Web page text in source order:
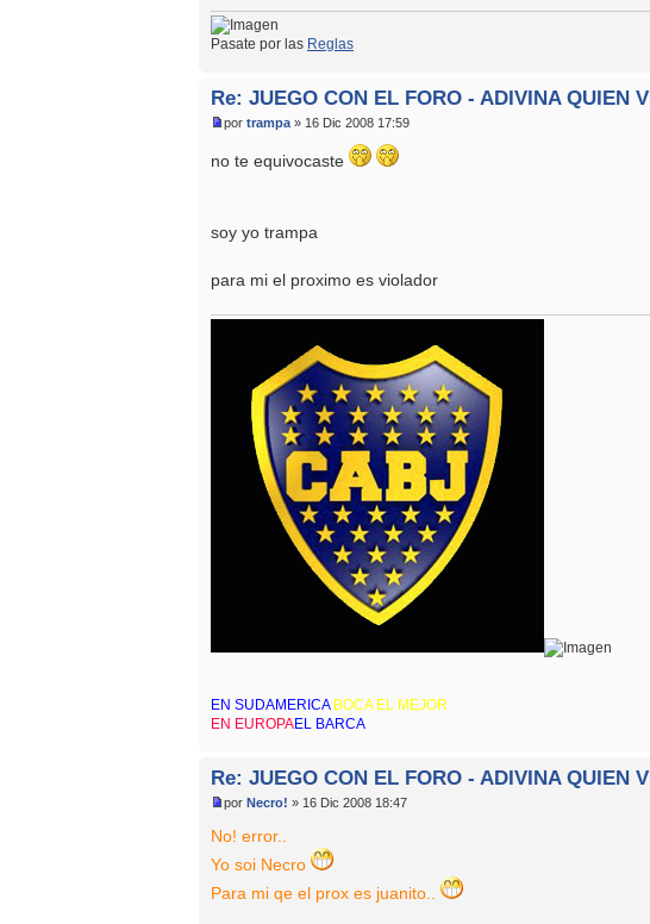
Pasate por las Reglas
Re: JUEGO CON EL FORO - ADIVINA QUIEN
por trampa » 16 Dic 2008 17:59
no te equivocaste
soy yo trampa
para mi el proximo es violador
EN SUDAMERICA BOCA EL MEJOR
EN EUROPAEL BARCA
Re: JUEGO CON EL FORO - ADIVINA QUIEN
por Necro! » 16 Dic 2008 18:47
No! error..
Yo soi Necro
Para mi qe el prox es juanito..